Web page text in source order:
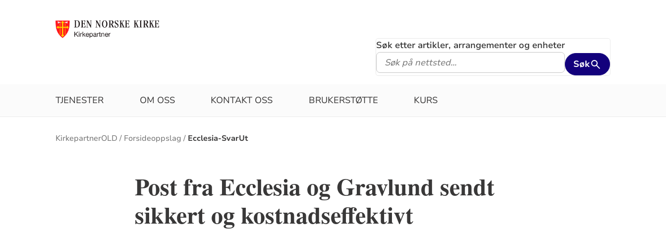
Søk etter artikler, arrangementer og enheter
Søk
TJENESTER OM OSS KONTAKT OSS BRUKERSTØTTE KURS
Brødsmulesti
KirkepartnerOLD Forsideoppslag Ecclesia-SvarUt
Post fra Ecclesia og Gravlund sendt
sikkert og kostnadseffektivt